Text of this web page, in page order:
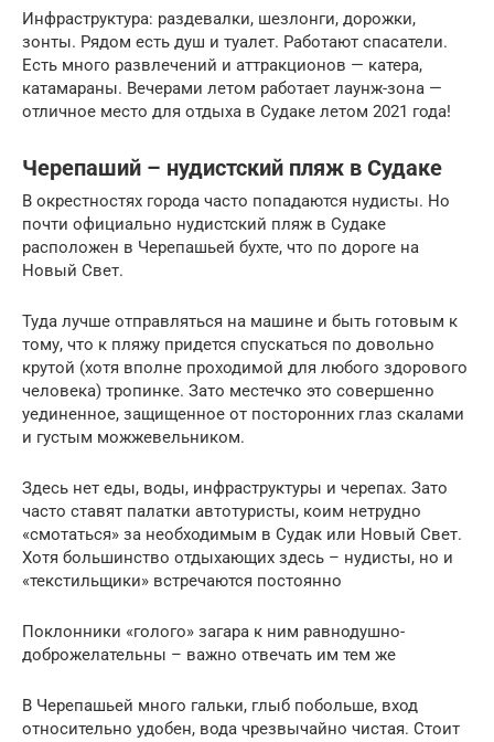
Инфраструктура: раздевалки, шезлонги, дорожки,
зонты. Рядом есть душ и туалет. Работают спасатели.
Есть много развлечений и аттракционов — катера,
катамараны. Вечерами летом работает лаунж-зона —
отличное место для отдыха в Судаке летом 2021 года!
Черепаший – нудистский пляж в Судаке
В окрестностях города часто попадаются нудисты. Но
почти официально нудистский пляж в Судаке
расположен в Черепашьей бухте, что по дороге на
Новый Свет.
Туда лучше отправляться на машине и быть готовым к
тому, что к пляжу придется спускаться по довольно
крутой (хотя вполне проходимой для любого здорового
человека) тропинке. Зато местечко это совершенно
уединенное, защищенное от посторонних глаз скалами
и густым можжевельником.
Здесь нет еды, воды, инфраструктуры и черепах. Зато
часто ставят палатки автотуристы, коим нетрудно
«смотаться» за необходимым в Судак или Новый Свет.
Хотя большинство отдыхающих здесь – нудисты, но и
«текстильщики» встречаются постоянно
Поклонники «голого» загара к ним равнодушно-
доброжелательны – важно отвечать им тем же
В Черепашьей много гальки, глыб побольше, вход
относительно удобен, вода чрезвычайно чистая. Стоит